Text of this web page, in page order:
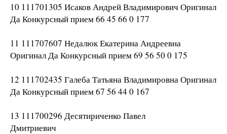
10 111701305 Исаков Андрей Владимирович Оригинал
Да Конкурсный прием 66 45 66 0 177
11 111707607 Недалюк Екатерина Андреевна
Оригинал Да Конкурсный прием 69 56 50 0 175
12 111702435 Галеба Татьяна Владимировна Оригинал
Да Конкурсный прием 67 56 44 0 167
13 111700296 Десятириченко Павел
Дмитриевич